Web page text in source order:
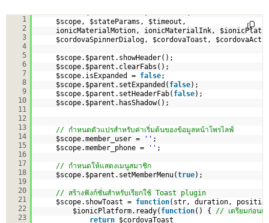
1
2
3
4
5
6
7
8
9
10
11
12
13
14
15
16
17
18
19
20
21
22
23
$scope, $stateParams, $timeout,
ionicMaterialMotion, ionicMaterialInk,
$cordovaSpinnerDialog, $cordovaToast,
$scope.$parent.showHeader();
$scope.$parent.clearFabs();
$scope.isExpanded = false;
$scope.$parent.setExpanded( false);
$scope.$parent.setHeaderFab( false);
$scope.$parent.hasShadow();
// กำหนดตัวแปรสำหรับค่าเริ่มต้นของข้อมูลหน้าโพรไลฟ์
$scope.member_user =
'' ;
$scope.member_phone =
'' ;
// กำหนดให้แสดงเมนูสมาชิก
$scope.$parent.setMemberMenu(true);
// สร้างฟังก์ชั่นสำหรับเรียกใช้ Toast plugin
$scope.showToast = function(str, duration,
$ionicPlatform.ready( function() { // เตรียมก่อนเ
return $cordovaToast